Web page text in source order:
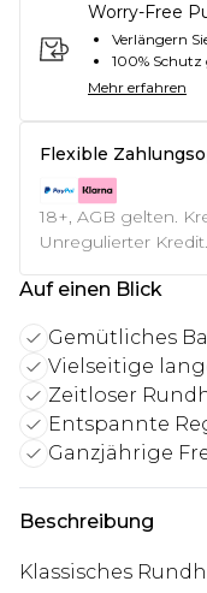
Worry-Free
Verlängern
100% Schutz
Mehr erfahren
Flexible
18+, AGB gelten.
Unregulierter Kredit.
Auf einen Blick
Gemütliches
Vielseitige
Zeitloser
Entspannte
Ganzjährige
Beschreibung
Klassisches